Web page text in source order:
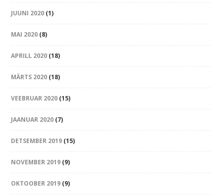
JUUNI 2020 (1)
MAI 2020 (8)
APRILL 2020 (18)
MÄRTS 2020 (18)
VEEBRUAR 2020 (15)
JAANUAR 2020 (7)
DETSEMBER 2019 (15)
NOVEMBER 2019 (9)
OKTOOBER 2019 (9)